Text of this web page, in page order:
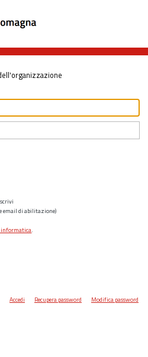
email di abilitazione)
informatica.
Accedi Recupera password Modifica password